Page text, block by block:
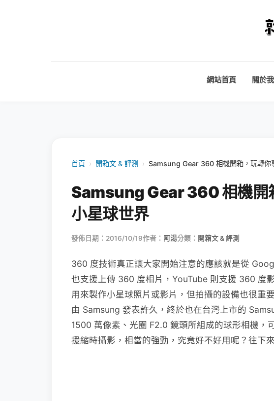
網站首頁 關於
首頁 › 開箱文 & 評測 › Samsung Gear 360 相機開箱，玩轉你
Samsung Gear 360 相機開
小星球世界
發佈日期：2016/10/19作者： 阿湯分類： 開箱文 & 評測
360 度技術真正讓大家開始注意的應該就是從
也支援上傳 360 度相片，YouTube 則支援 360 度
用來製作小星球照片或影片，但拍攝的設備也很重
由 Samsung 發表許久，終於也在台灣上市的
1500 萬像素、光圈 F2.0 鏡頭所組成的球形相機，
援縮時攝影，相當的強勁，究竟好不好用呢？往下